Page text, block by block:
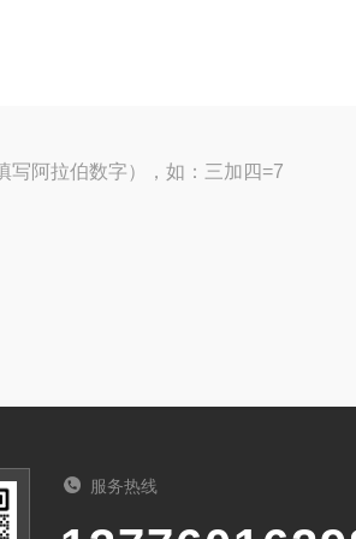
写阿拉伯数字），如：三加四=7
服务热线